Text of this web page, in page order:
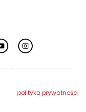
polityka prywatności